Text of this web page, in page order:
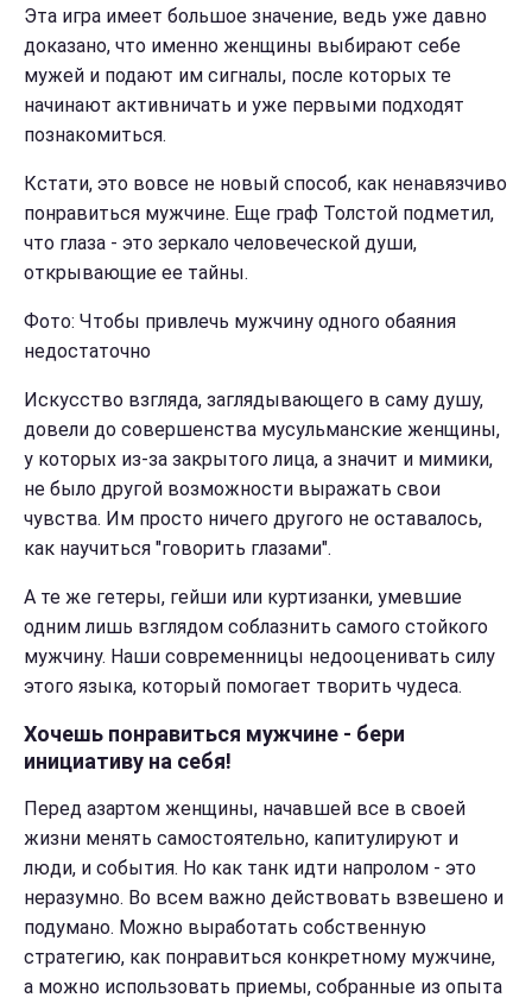
Эта игра имеет большое значение, ведь уже давно
доказано, что именно женщины выбирают себе
мужей и подают им сигналы, после которых те
начинают активничать и уже первыми подходят
познакомиться.
Кстати, это вовсе не новый способ, как ненавязчиво
понравиться мужчине. Еще граф Толстой подметил,
что глаза - это зеркало человеческой души,
открывающие ее тайны.
Фото: Чтобы привлечь мужчину одного обаяния
недостаточно
Искусство взгляда, заглядывающего в саму душу,
довели до совершенства мусульманские женщины,
у которых из-за закрытого лица, а значит и мимики,
не было другой возможности выражать свои
чувства. Им просто ничего другого не оставалось,
как научиться "говорить глазами".
А те же гетеры, гейши или куртизанки, умевшие
одним лишь взглядом соблазнить самого стойкого
мужчину. Наши современницы недооценивать силу
этого языка, который помогает творить чудеса.
Хочешь понравиться мужчине - бери
инициативу на себя!
Перед азартом женщины, начавшей все в своей
жизни менять самостоятельно, капитулируют и
люди, и события. Но как танк идти напролом - это
неразумно. Во всем важно действовать взвешено и
подумано. Можно выработать собственную
стратегию, как понравиться конкретному мужчине,
а можно использовать приемы, собранные из опыта